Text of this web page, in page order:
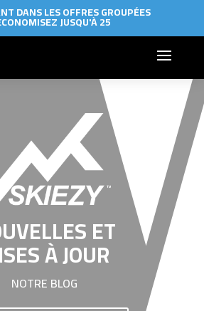
DANS LES OFFRES GROUPÉES
JUSQU'À 25
ET
À JOUR
NOTRE BLOG